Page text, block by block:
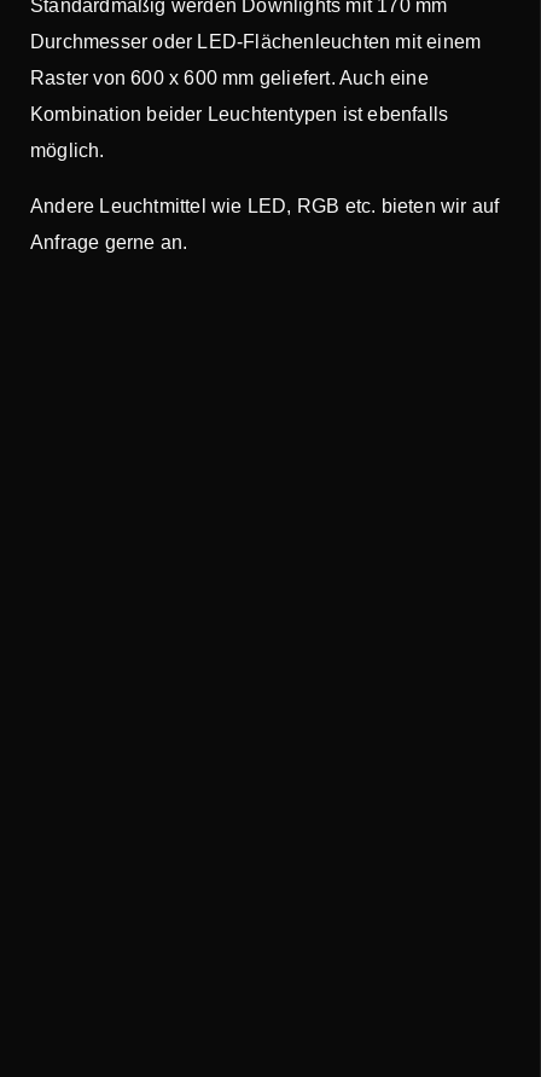
Standardmäßig werden Downlights mit 170 mm
Durchmesser oder LED-Flächenleuchten mit einem
Raster von 600 x 600 mm geliefert. Auch eine
Kombination beider Leuchtentypen ist ebenfalls
möglich.
Andere Leuchtmittel wie LED, RGB etc. bieten wir auf
Anfrage gerne an.